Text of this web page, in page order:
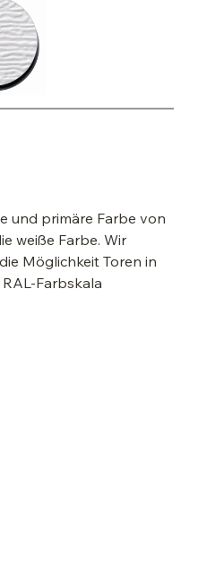
und primäre Farbe von
weiße Farbe. Wir
Möglichkeit Toren in
Farbskala